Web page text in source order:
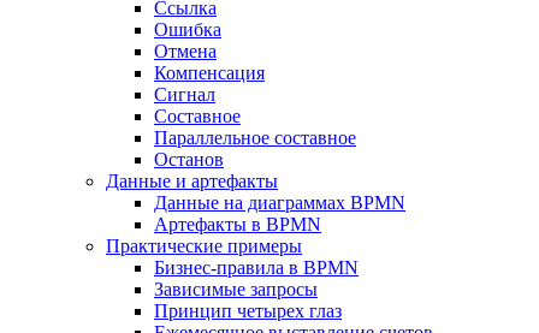
Ссылка
Ошибка
Отмена
Компенсация
Сигнал
Составное
Параллельное составное
Останов
Данные и артефакты
Данные на диаграммах BPMN
Артефакты в BPMN
Практические примеры
Бизнес-правила в BPMN
Зависимые запросы
Принцип четырех глаз